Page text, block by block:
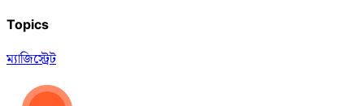
Topics
ম্যাজিস্ট্রেট